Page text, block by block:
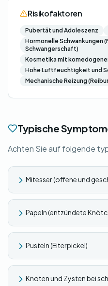
Risikofaktoren
Pubertät und Adoleszenz
Hormonelle Schwankungen
Schwangerschaft)
Kosmetika mit
Hohe Luftfeuchtigkeit und
Mechanische Reizung
Typische
Achten Sie auf folgende
Mitesser (offene und
Papeln (entzündete
Pusteln (Eiterpickel)
Knoten und Zysten bei